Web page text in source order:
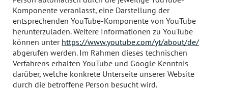
Komponente veranlasst, eine Darstellung der
entsprechenden YouTube-Komponente von YouTube
herunterzuladen. Weitere Informationen zu YouTube
können unter https://www.youtube.com/yt/about/de/
abgerufen werden. Im Rahmen dieses technischen
Verfahrens erhalten YouTube und Google Kenntnis
darüber, welche konkrete Unterseite unserer Website
durch die betroffene Person besucht wird.